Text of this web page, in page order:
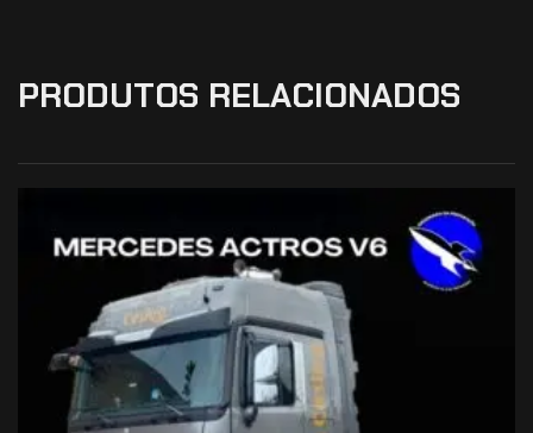
PRODUTOS RELACIONADOS